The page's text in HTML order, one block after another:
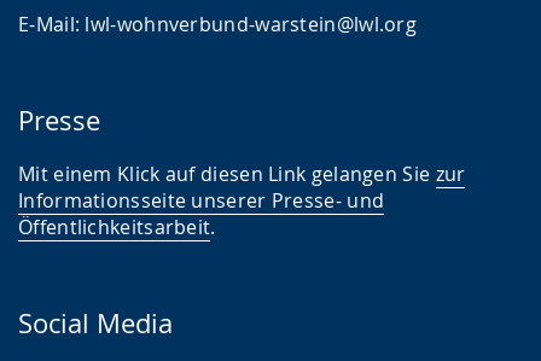
E-Mail: lwl-wohnverbund-warstein@lwl.org
Presse
Mit einem Klick auf diesen Link gelangen Sie zur
Informationsseite unserer Presse- und
Öffentlichkeitsarbeit.
Social Media